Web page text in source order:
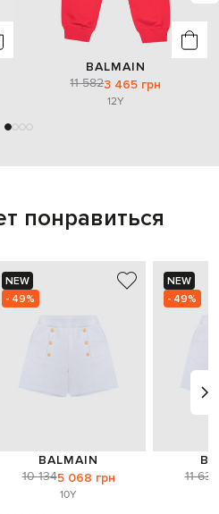
BALMAIN
11 5823 465 грн
12Y
понравиться
NEW
- 49%
BALMAIN
10 1345 068 грн
10Y
NEW
- 49%
11 634